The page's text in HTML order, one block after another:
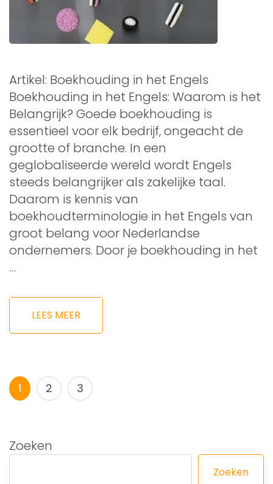
Artikel: Boekhouding in het Engels
Boekhouding in het Engels: Waarom is het
Belangrijk? Goede boekhouding is
essentieel voor elk bedrijf, ongeacht de
grootte of branche. In een
geglobaliseerde wereld wordt Engels
steeds belangrijker als zakelijke taal.
Daarom is kennis van
boekhoudterminologie in het Engels van
groot belang voor Nederlandse
ondernemers. Door je boekhouding in het
…
LEES MEER
Berichtnavigatie
Pagina
1 Pagina
2 Pagina
3
Zoeken
Zoeken